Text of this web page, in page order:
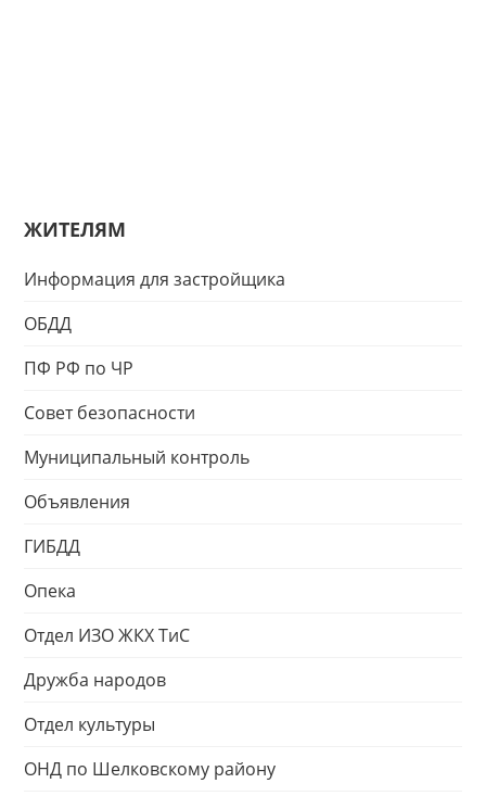
ЖИТЕЛЯМ
Информация для застройщика
ОБДД
ПФ РФ по ЧР
Совет безопасности
Муниципальный контроль
Объявления
ГИБДД
Опека
Отдел ИЗО ЖКХ ТиС
Дружба народов
Отдел культуры
ОНД по Шелковскому району